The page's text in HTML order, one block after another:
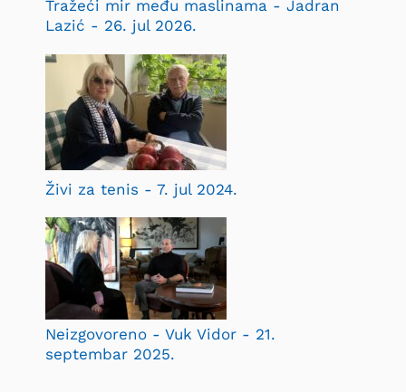
Tražeći mir među maslinama - Jadran
Lazić - 26. jul 2026.
Živi za tenis - 7. jul 2024.
Neizgovoreno - Vuk Vidor - 21.
septembar 2025.